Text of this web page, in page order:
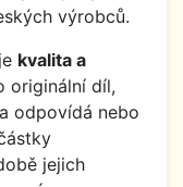
výrobců.
kvalita a
originální díl,
odpovídá nebo
jejich